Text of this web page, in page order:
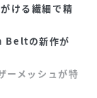
ける繊細で精
Beltの新作が
ーメッシュが特